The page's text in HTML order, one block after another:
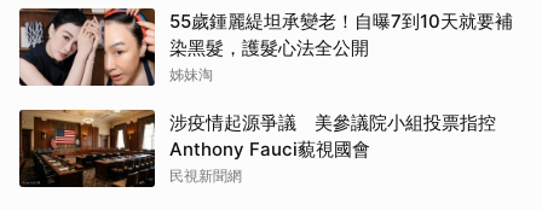
55歲鍾麗緹坦承變老！自曝7到10天就要補
染黑髮，護髮心法全公開
姊妹淘
涉疫情起源爭議 美參議院小組投票指控
Anthony Fauci藐視國會
民視新聞網